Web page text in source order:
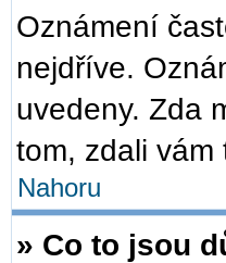
Oznámení
nejdříve.
uvedeny. Zda
tom, zdali vám
Nahoru
» Co to jsou